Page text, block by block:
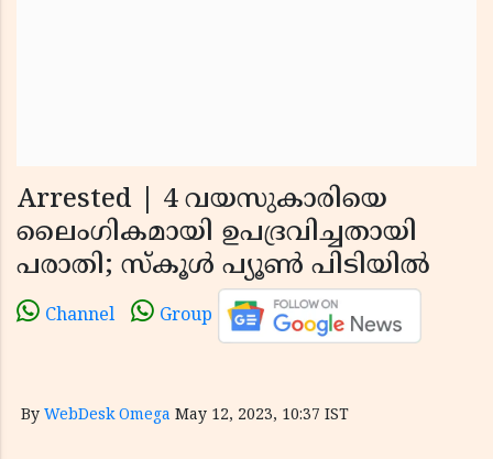
Arrested | 4 വയസുകാരിയെ
ലൈംഗികമായി ഉപദ്രവിച്ചതായി
പരാതി; സ്‌കൂള്‍ പ്യൂണ്‍ പിടിയില്‍
Channel Group
By WebDesk Omega May 12, 2023, 10:37 IST